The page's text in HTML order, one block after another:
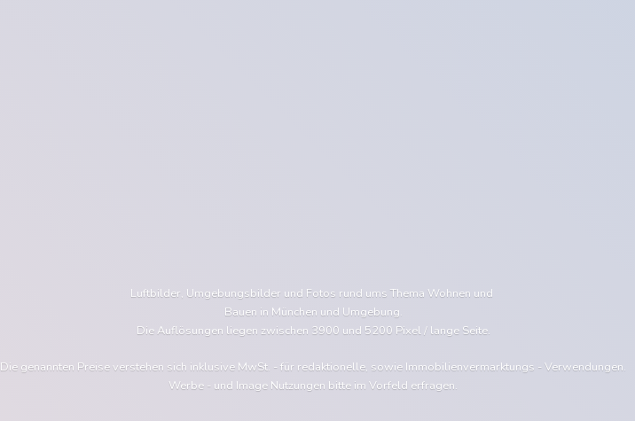
Luftbilder, Umgebungsbilder und Fotos rund ums Thema Wohnen und
Bauen in München und Umgebung.
Die Auflösungen liegen zwischen 3900 und 5200 Pixel / lange Seite.
Die genannten Preise verstehen sich inklusive MwSt. - für redaktionelle, sowie Immobilienvermarktungs - Verwendungen.
Werbe - und Image Nutzungen bitte im Vorfeld erfragen.